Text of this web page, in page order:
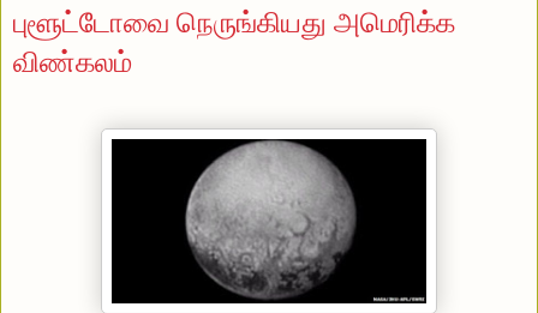
புளூட்டோவை நெருங்கியது அமெரிக்க
விண்கலம்